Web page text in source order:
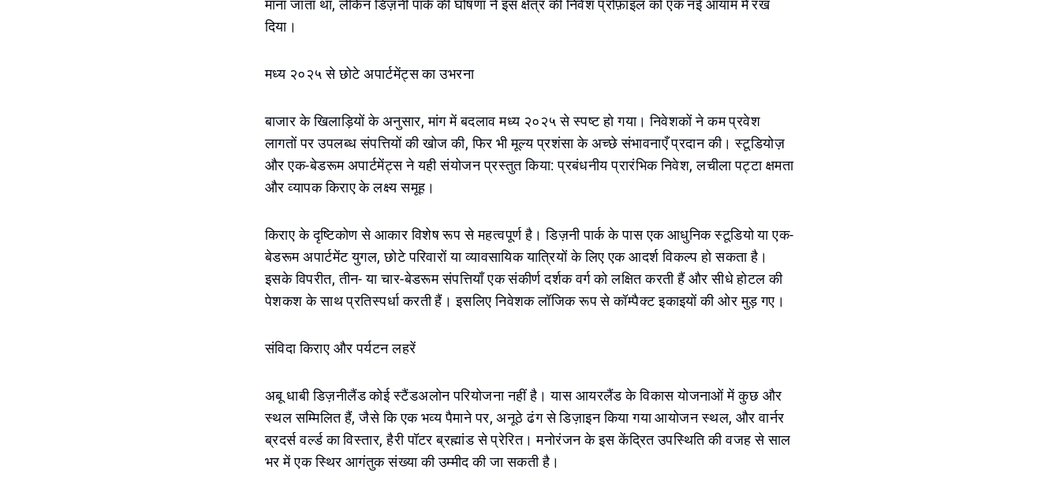
माना जाता था, लेकिन डिज़नी पार्क की घोषणा ने इस क्षेत्र की निवेश प्रोफ़ाइल को एक नई आयाम में रख
दिया।
मध्य २०२५ से छोटे अपार्टमेंट्स का उभरना
बाजार के खिलाड़ियों के अनुसार, मांग में बदलाव मध्य २०२५ से स्पष्ट हो गया। निवेशकों ने कम प्रवेश
लागतों पर उपलब्ध संपत्तियों की खोज की, फिर भी मूल्य प्रशंसा के अच्छे संभावनाएँ प्रदान की। स्टूडियोज़
और एक-बेडरूम अपार्टमेंट्स ने यही संयोजन प्रस्तुत किया: प्रबंधनीय प्रारंभिक निवेश, लचीला पट्टा क्षमता
और व्यापक किराए के लक्ष्य समूह।
किराए के दृष्टिकोण से आकार विशेष रूप से महत्वपूर्ण है। डिज़नी पार्क के पास एक आधुनिक स्टूडियो या एक-
बेडरूम अपार्टमेंट युगल, छोटे परिवारों या व्यावसायिक यात्रियों के लिए एक आदर्श विकल्प हो सकता है।
इसके विपरीत, तीन- या चार-बेडरूम संपत्तियाँ एक संकीर्ण दर्शक वर्ग को लक्षित करती हैं और सीधे होटल की
पेशकश के साथ प्रतिस्पर्धा करती हैं। इसलिए निवेशक लॉजिक रूप से कॉम्पैक्ट इकाइयों की ओर मुड़ गए।
संविदा किराए और पर्यटन लहरें
अबू धाबी डिज़नीलैंड कोई स्टैंडअलोन परियोजना नहीं है। यास आयरलैंड के विकास योजनाओं में कुछ और
स्थल सम्मिलित हैं, जैसे कि एक भव्य पैमाने पर, अनूठे ढंग से डिज़ाइन किया गया आयोजन स्थल, और वार्नर
ब्रदर्स वर्ल्ड का विस्तार, हैरी पॉटर ब्रह्मांड से प्रेरित। मनोरंजन के इस केंद्रित उपस्थिति की वजह से साल
भर में एक स्थिर आगंतुक संख्या की उम्मीद की जा सकती है।